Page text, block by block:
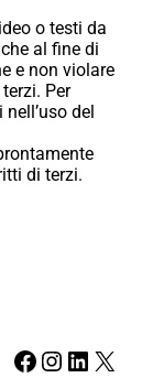
o testi da
al fine di
e non violare
Per
del
di terzi.
Facebook Instagram LinkedIn X